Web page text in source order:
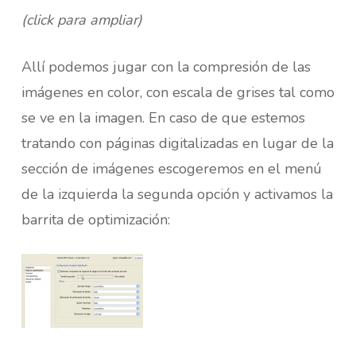
(click para ampliar)
Allí podemos jugar con la compresión de las
imágenes en color, con escala de grises tal como
se ve en la imagen. En caso de que estemos
tratando con páginas digitalizadas en lugar de la
sección de imágenes escogeremos en el menú
de la izquierda la segunda opción y activamos la
barrita de optimización: